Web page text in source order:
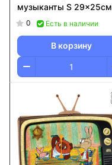
музыканты S 29x25см
0 Есть в наличии
В корзину